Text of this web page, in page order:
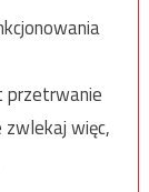
przetrwanie
zwlekaj więc,